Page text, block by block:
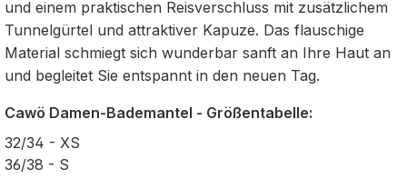
und einem praktischen Reisverschluss mit zusätzlichem
Tunnelgürtel und attraktiver Kapuze. Das flauschige
Material schmiegt sich wunderbar sanft an Ihre Haut an
und begleitet Sie entspannt in den neuen Tag.
Cawö Damen-Bademantel - Größentabelle:
32/34 - XS
36/38 - S